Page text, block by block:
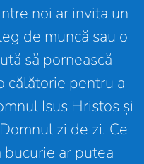
noi ar invita un
de muncă sau o
să pornească
călătorie pentru a
Isus Hristos și
zi de zi. Ce
ar putea